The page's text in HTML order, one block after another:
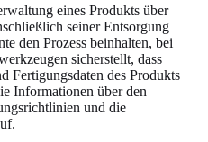
eines Produkts über
seiner Entsorgung
den Prozess beinhalten, bei
sicherstellt, dass
Fertigungsdaten des Produkts
Informationen über den
und die